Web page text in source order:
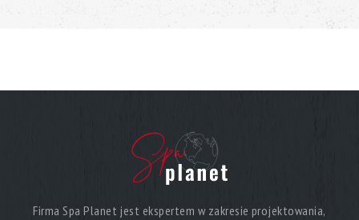
Firma Spa Planet jest ekspertem w zakresie projektowania,